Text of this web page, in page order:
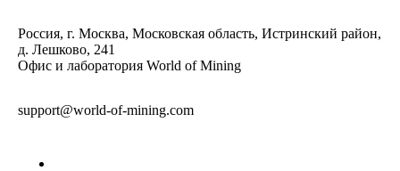
Россия, г. Москва, Московская область, Истринский район,
д. Лешково, 241
Офис и лаборатория World of Mining
support@world-of-mining.com